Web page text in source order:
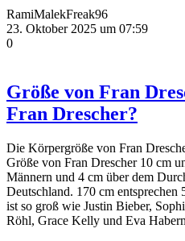
RamiMalekFreak96
23. Oktober 2025 um 07:59
0
Größe von Fran
Fran Drescher?
Die Körpergröße von Fran
Größe von Fran Drescher 10 cm
Männern und 4 cm über dem
Deutschland. 170 cm
ist so groß wie Justin Bieber,
Röhl, Grace Kelly und Eva